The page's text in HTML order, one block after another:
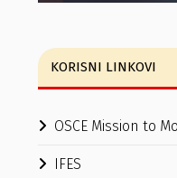
KORISNI LINKOVI
OSCE Mission to
IFES